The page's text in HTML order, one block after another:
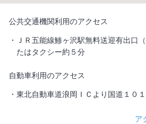
公共交通機関利用のアクセス
ＪＲ五能線鯵ヶ沢駅無料送迎有出口
たはタクシー約５分
自動車利用のアクセス
東北自動車道浪岡ＩＣより国道１０
ア